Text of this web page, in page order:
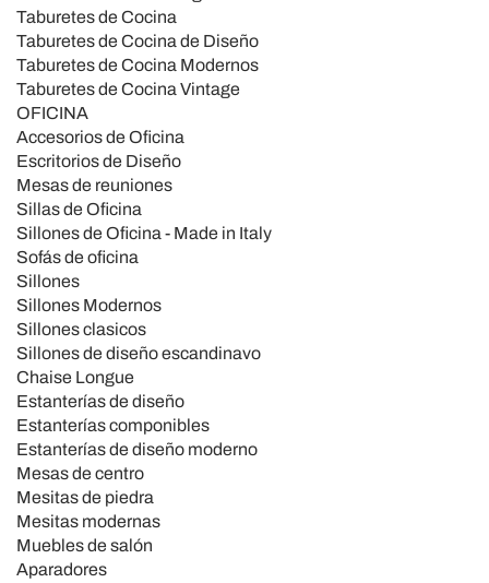
Taburetes de Cocina
Taburetes de Cocina de Diseño
Taburetes de Cocina Modernos
Taburetes de Cocina Vintage
OFICINA
Accesorios de Oficina
Escritorios de Diseño
Mesas de reuniones
Sillas de Oficina
Sillones de Oficina - Made in Italy
Sofás de oficina
Sillones
Sillones Modernos
Sillones clasicos
Sillones de diseño escandinavo
Chaise Longue
Estanterías de diseño
Estanterías componibles
Estanterías de diseño moderno
Mesas de centro
Mesitas de piedra
Mesitas modernas
Muebles de salón
Aparadores